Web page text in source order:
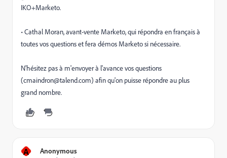
IKO+Marketo.
• Cathal Moran, avant-vente Marketo, qui répondra en français à
toutes vos questions et fera démos Marketo si nécessaire.
N'hésitez pas à m'envoyer à l'avance vos questions
(cmaindron@talend.com) afin qu'on puisse répondre au plus
grand nombre.
A Anonymous